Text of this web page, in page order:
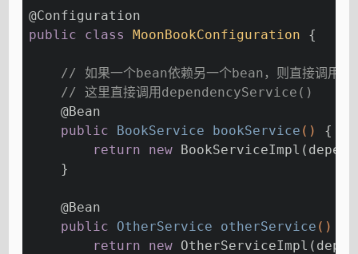
@Configuration
public
class MoonBookConfiguration {
// 如果一个bean依赖另一个bean，则直接调用
// 这里直接调用dependencyService()
@Bean
public BookService bookService ()
{
return
new
    }
@Bean
public OtherService otherService ()
return
new